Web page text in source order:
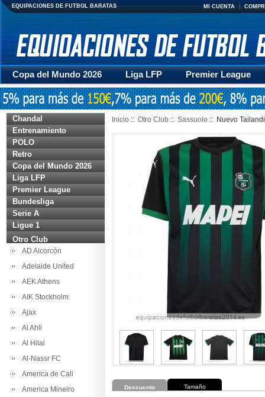
EQUIPACIONES DE FUTBOL BARATAS MI CUENTA
Copa del Mundo 2026 Liga LFP
Premier League
Mujer
Otras series Accesorios Entrenamiento
Chandal
Entrenamiento
POLO
Retro
Copa del Mundo 2026
Liga LFP
Premier League
Bundesliga
Serie A
Ligue 1
Otro Club
AD Alcorcón
Adelaide United
AEK Athens
AIK Stockholm
Ajax
Al Ahli
Al Hilal
Al-Nassr FC
America de Cali
America Mineiro
Inicio :: Otro Club :: Sassuolo :: Nuevo
Descuento Tamaño